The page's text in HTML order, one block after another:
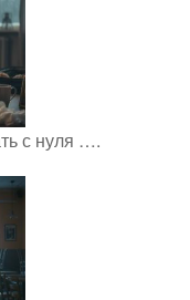
с нуля ….